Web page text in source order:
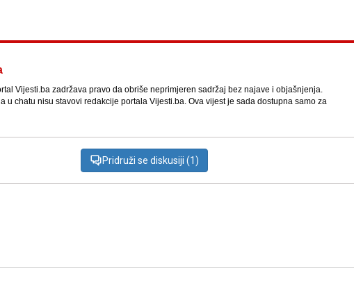
Vijesti.ba zadržava pravo da obriše neprimjeren sadržaj bez najave i objašnjenja.
u chatu nisu stavovi redakcije portala Vijesti.ba. Ova vijest je sada dostupna samo za
Pridruži se diskusiji (1)